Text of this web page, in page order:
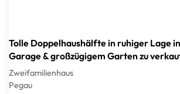
Tolle Doppelhaushälfte in ruhiger Lage
Garage & großzügigem Garten zu
Zweifamilienhaus
Pegau